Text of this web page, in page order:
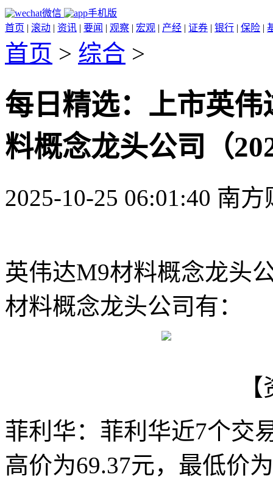
微信
手机版
首页 | 滚动 | 资讯 | 要闻 | 观察 | 宏观 | 产经 | 证券 | 银行 | 保险 |
首页 > 综合 >
每日精选：上市英伟
料概念龙头公司（
2025-10-25 06:01:40 南
英伟达M9材料概念龙头
材料概念龙头公司有：
菲利华：菲利华近7个交
高价为69.37元，最低价